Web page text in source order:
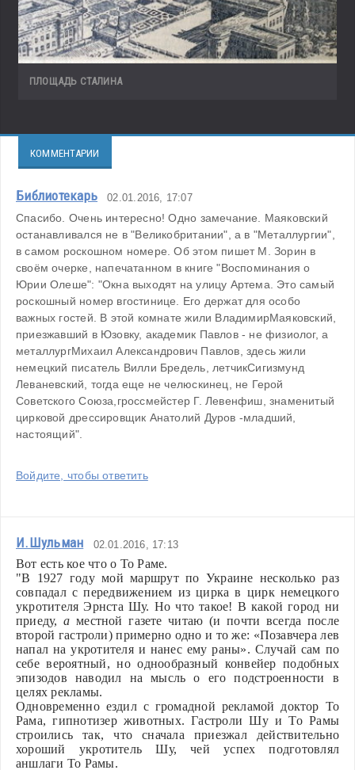
ПЛОЩАДЬ СТАЛИНА
КОММЕНТАРИИ
Библиотекарь 02.01.2016, 17:07
Спасибо. Очень интересно! Одно замечание. Маяковский
останавливался не в "Великобритании", а в "Металлургии",
в самом роскошном номере. Об этом пишет М. Зорин в
своём очерке, напечатанном в книге "Воспоминания о
Юрии Олеше": "Окна выходят на улицу Артема. Это самый
роскошный номер вгостинице. Его держат для особо
важных гостей. В этой комнате жили ВладимирМаяковский,
приезжавший в Юзовку, академик Павлов - не физиолог, а
металлургМихаил Александрович Павлов, здесь жили
немецкий писатель Вилли Бредель, летчикСигизмунд
Леваневский, тогда еще не челюскинец, не Герой
Советского Союза,гроссмейстер Г. Левенфиш, знаменитый
цирковой дрессировщик Анатолий Дуров -младший,
настоящий".
Войдите, чтобы ответить
И.Шульман 02.01.2016, 17:13
Вот есть кое что о То Раме.
"В 1927 году мой маршрут по Украине несколько раз
совпадал с передвижением из цирка в цирк немецкого
укротителя Эрнста Шу. Но что такое! В какой город ни
приеду, а местной газете читаю (и почти всегда после
второй гастроли) примерно одно и то же: «Позавчера лев
напал на укротителя и нанес ему раны». Случай сам по
себе вероятный, но однообразный конвейер подобных
эпизо­дов наводил на мысль о его подстроенности в
Одновременно ездил с громадной рекламой доктор То
Рама, гип­нотизер животных. Гастроли Шу и То Рамы
строились так, что сна­чала приезжал действительно
хороший укротитель Шу, чей успех подготовлял